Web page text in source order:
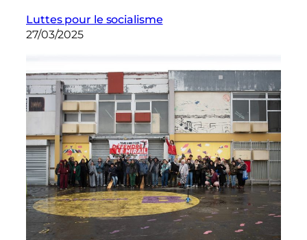
Luttes pour le socialisme
27/03/2025